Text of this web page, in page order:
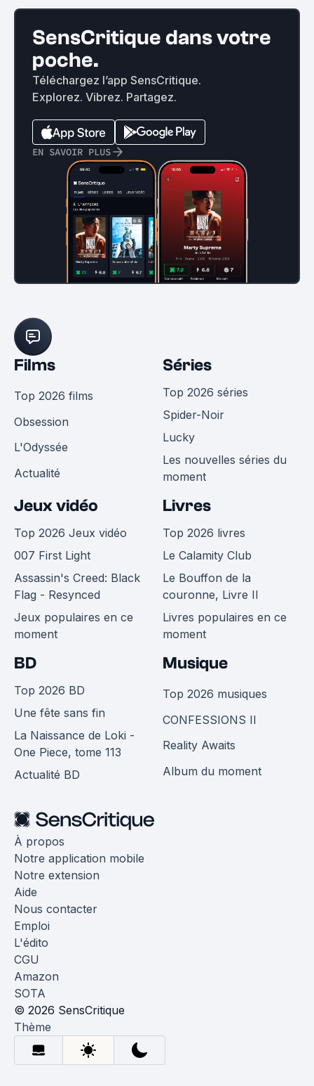
SensCritique dans votre
poche.
Téléchargez l’app SensCritique.
Explorez. Vibrez. Partagez.
EN SAVOIR PLUS
Films
Top 2026 films
Obsession
L'Odyssée
Actualité
Séries
Top 2026 séries
Spider-Noir
Lucky
Les nouvelles séries du
moment
Jeux vidéo
Top 2026 Jeux vidéo
007 First Light
Assassin's Creed: Black
Flag - Resynced
Jeux populaires en ce
moment
Livres
Top 2026 livres
Le Calamity Club
Le Bouffon de la
couronne, Livre II
Livres populaires en ce
moment
BD
Top 2026 BD
Une fête sans fin
La Naissance de Loki -
One Piece, tome 113
Actualité BD
Musique
Top 2026 musiques
CONFESSIONS II
Reality Awaits
Album du moment
À propos
Notre application mobile
Notre extension
Aide
Nous contacter
Emploi
L'édito
CGU
Amazon
SOTA
© 2026 SensCritique
Thème